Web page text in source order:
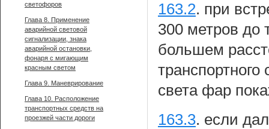
163.2. при
300 метров до
большем
света фар
163.3. если
светофоров
Глава 8. Применение
аварийной световой
сигнализации, знака
аварийной остановки,
фонаря с мигающим
красным светом
Глава 9. Маневрирование
Глава 10. Расположение
транспортных средств на
проезжей части дороги